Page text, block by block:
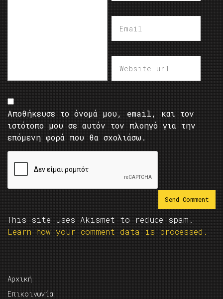
Αποθήκευσε το όνομά μου, email, και τον
ιστότοπο μου σε αυτόν τον πλοηγό για την
επόμενη φορά που θα σχολιάσω.
This site uses Akismet to reduce spam.
Learn how your comment data is processed.
Αρχική
Επικοινωνία